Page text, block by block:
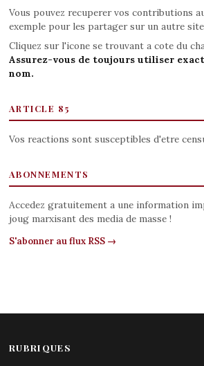
Vous pouvez recuperer vos contributions
exemple pour les partager sur un autre
Cliquez sur l'icone se trouvant a cote du
Assurez-vous de toujours utiliser
nom.
ARTICLE 85
Vos reactions sont susceptibles d'etre
ABONNEMENTS
Accedez gratuitement a une information
joug marxisant des media de masse !
S'abonner au flux RSS →
RUBRIQUES